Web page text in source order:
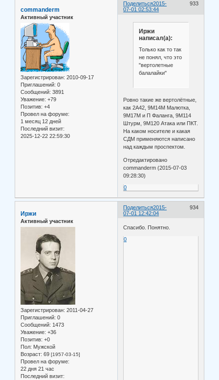
Поделиться 933
2015-
07-01 02:53:44
commanderm
Активный участник
Зарегистрирован: 2010-09-17
Приглашений: 0
Сообщений: 3891
Уважение: +79
Позитив: +4
Провел на форуме:
1 месяц 12 дней
Последний визит:
2025-12-22 22:59:30
Иржи
написал(а):
Только как то так
не понял, что это
"вертолетные
балалайки"
Ровно такие же вертолётные,
как 2А42, 9М14М Малютка,
9М17М и П Фаланга, 9М114
Штурм, 9М120 Атака или ПКТ.
На каком носителе и какая
СДМ применяются написано
над каждым проспектом.
Отредактировано
commanderm (2015-07-03
09:28:30)
0
Поделиться 934
2015-
07-01 12:42:04
Иржи
Активный участник
Зарегистрирован: 2011-04-27
Приглашений: 0
Сообщений: 1473
Уважение: +36
Позитив: +0
Пол: Мужской
Возраст: 69 [1957-03-15]
Провел на форуме:
22 дня 21 час
Последний визит:
Спасибо. Понятно.
0